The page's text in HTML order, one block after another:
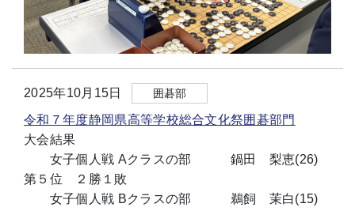
2025年10月15日 囲碁部
令和７年度静岡県高等学校総合文化祭囲碁部門
大会結果
女子個人戦 Aクラスの部 鍋田 梨恵(26)
第５位 ２勝１敗
女子個人戦 Bクラスの部 鵜飼 茉白(15)